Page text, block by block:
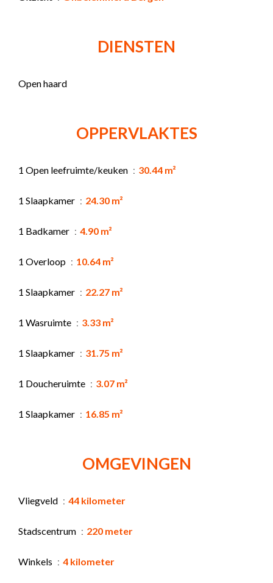
DIENSTEN
Open haard
OPPERVLAKTES
1 Open leefruimte/keuken 30.44 m²
1 Slaapkamer 24.30 m²
1 Badkamer 4.90 m²
1 Overloop 10.64 m²
1 Slaapkamer 22.27 m²
1 Wasruimte 3.33 m²
1 Slaapkamer 31.75 m²
1 Doucheruimte 3.07 m²
1 Slaapkamer 16.85 m²
OMGEVINGEN
Vliegveld 44 kilometer
Stadscentrum 220 meter
Winkels 4 kilometer